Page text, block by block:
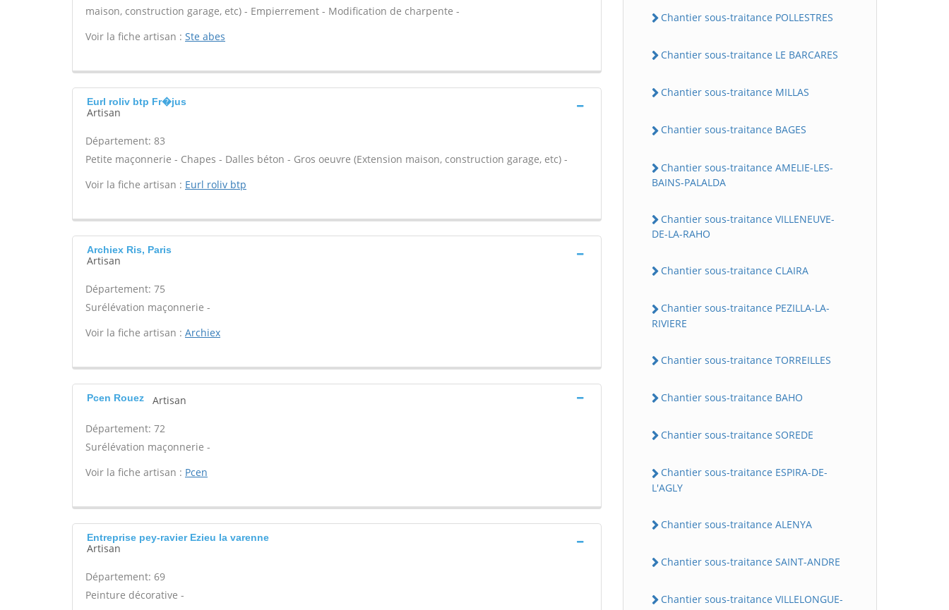
maison, construction garage, etc) - Empierrement - Modification de charpente -
Voir la fiche artisan : Ste abes
Eurl roliv btp Fr�jus
Artisan
Département: 83
Petite maçonnerie - Chapes - Dalles béton - Gros oeuvre (Extension maison, construction garage, etc) -
Voir la fiche artisan : Eurl roliv btp
Archiex Ris, Paris
Artisan
Département: 75
Surélévation maçonnerie -
Voir la fiche artisan : Archiex
Pcen Rouez Artisan
Département: 72
Surélévation maçonnerie -
Voir la fiche artisan : Pcen
Entreprise pey-ravier Ezieu la varenne
Artisan
Département: 69
Peinture décorative -
Chantier sous-traitance POLLESTRES
Chantier sous-traitance LE BARCARES
Chantier sous-traitance MILLAS
Chantier sous-traitance BAGES
Chantier sous-traitance AMELIE-LES-
BAINS-PALALDA
Chantier sous-traitance VILLENEUVE-
DE-LA-RAHO
Chantier sous-traitance CLAIRA
Chantier sous-traitance PEZILLA-LA-
RIVIERE
Chantier sous-traitance TORREILLES
Chantier sous-traitance BAHO
Chantier sous-traitance SOREDE
Chantier sous-traitance ESPIRA-DE-
L'AGLY
Chantier sous-traitance ALENYA
Chantier sous-traitance SAINT-ANDRE
Chantier sous-traitance VILLELONGUE-